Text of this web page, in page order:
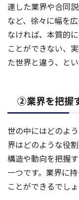
連した業界や合同
など、徐々に幅を
なければ、本質的
ことができない、
た世界と違う、と
②業界を把握
世の中にはどのよ
界はどのような役
構造や動向を把握
一つです。業界に
ことができるでしょ